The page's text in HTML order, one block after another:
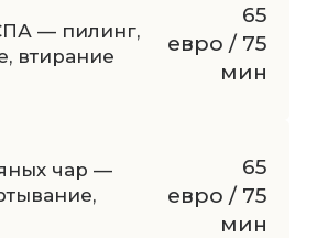
— пилинг,
втирание
65
евро / 75
мин
чар —
65
евро / 75
мин